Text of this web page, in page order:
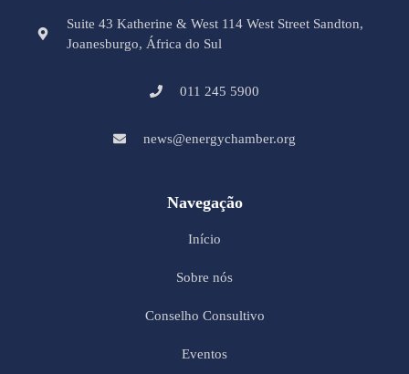
Suite 43 Katherine & West 114 West Street Sandton,
Joanesburgo, África do Sul
011 245 5900
news@energychamber.org
Navegação
Início
Sobre nós
Conselho Consultivo
Eventos